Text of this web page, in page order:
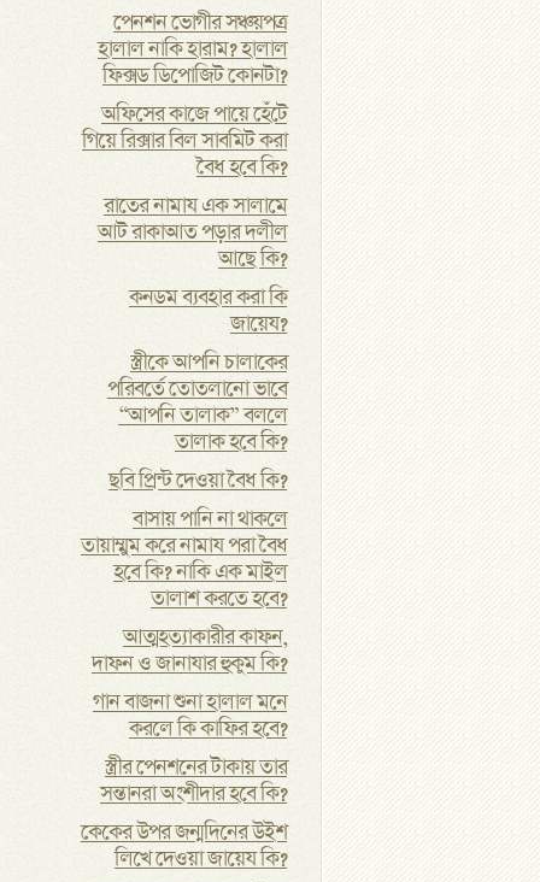
পেনশন ভোগীর সঞ্চয়পত্র
হালাল নাকি হারাম? হালাল
ফিক্সড ডিপোজিট কোনটা?
অফিসের কাজে পায়ে হেঁটে
গিয়ে রিক্সার বিল সাবমিট করা
বৈধ হবে কি?
রাতের নামায এক সালামে
আট রাকাআত পড়ার দলীল
আছে কি?
কনডম ব্যবহার করা কি
জায়েয?
স্ত্রীকে আপনি চালাকের
পরিবর্তে তোতলানো ভাবে
“আপনি তালাক” বললে
তালাক হবে কি?
ছবি প্রিন্ট দেওয়া বৈধ কি?
বাসায় পানি না থাকলে
তায়াম্মুম করে নামায পরা বৈধ
হবে কি? নাকি এক মাইল
তালাশ করতে হবে?
আত্মহত্যাকারীর কাফন,
দাফন ও জানাযার হুকুম কি?
গান বাজনা শুনা হালাল মনে
করলে কি কাফির হবে?
স্ত্রীর পেনশনের টাকায় তার
সন্তানরা অংশীদার হবে কি?
কেকের উপর জন্মদিনের উইশ
লিখে দেওয়া জায়েয কি?